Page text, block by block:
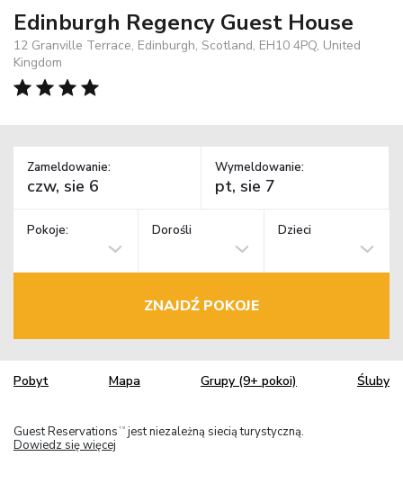
Edinburgh Regency Guest House
12 Granville Terrace, Edinburgh, Scotland, EH10 4PQ, United
Kingdom
Zameldowanie: Wymeldowanie:
Pokoje: Dorośli Dzieci
ZNAJDŹ POKOJE
Pobyt Mapa Grupy (9+ pokoi) Śluby
Guest Reservations TM jest niezależną siecią turystyczną.
Dowiedz się więcej